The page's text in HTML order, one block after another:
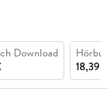
Download
18,39 €